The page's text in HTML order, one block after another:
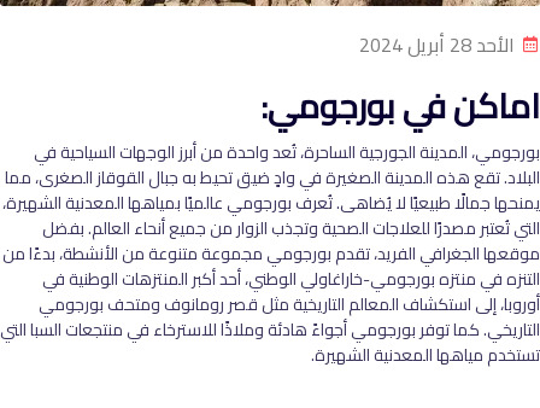
الأحد 28 أبريل 2024
اماكن في بورجومي:
بورجومي، المدينة الجورجية الساحرة، تُعد واحدة من أبرز الوجهات السياحية في
البلاد. تقع هذه المدينة الصغيرة في وادٍ ضيق تحيط به جبال القوقاز الصغرى، مما
يمنحها جمالًا طبيعيًا لا يُضاهى. تُعرف بورجومي عالميًا بمياهها المعدنية الشهيرة،
التي تُعتبر مصدرًا للعلاجات الصحية وتجذب الزوار من جميع أنحاء العالم. بفضل
موقعها الجغرافي الفريد، تقدم بورجومي مجموعة متنوعة من الأنشطة، بدءًا من
التنزه في منتزه بورجومي-خاراغاولي الوطني، أحد أكبر المنتزهات الوطنية في
أوروبا، إلى استكشاف المعالم التاريخية مثل قصر رومانوف ومتحف بورجومي
التاريخي. كما توفر بورجومي أجواءً هادئة وملاذًا للاسترخاء في منتجعات السبا التي
تستخدم مياهها المعدنية الشهيرة.